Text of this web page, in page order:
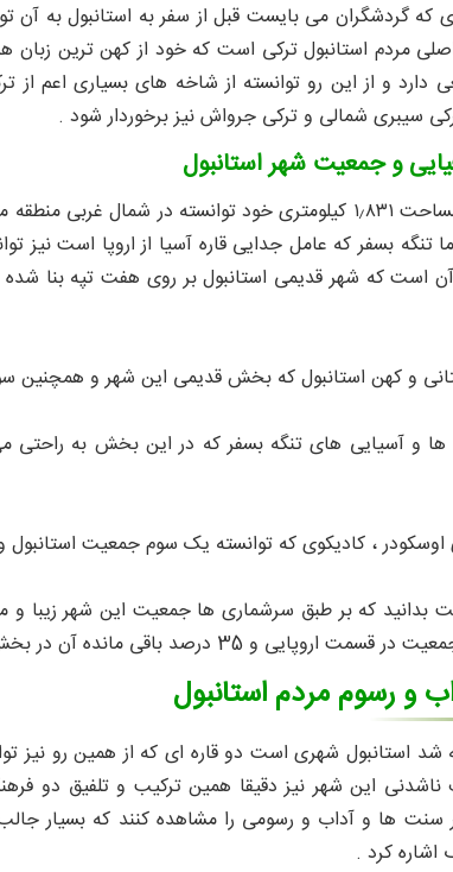
که گردشگران می بایست قبل از سفر به استانبول به آن
مردم استانبول ترکی است که خود از کهن ترین
دارد و از این رو توانسته از شاخه های بسیاری اعم
سیبری شمالی و ترکی جرواش نیز برخوردار شود .
و جمعیت شهر استانبول
شهر استانبول با مساحت ۱٫۸۳۱ کیلومتری خود توانسته
تنگه بسفر که عامل جدایی قاره آسیا از اروپا است
است که شهر قدیمی استانبول بر روی هفت تپه بنا
ها و آسیایی های تنگه بسفر که در این بخش به
و رسوم مردم استانبول
شد استانبول شهری است دو قاره ای که از همین رو نیز
این شهر نیز دقیقا همین ترکیب و تلفیق دو
سنت ها و آداب و رسومی را مشاهده کنند که بسیار
کرد .